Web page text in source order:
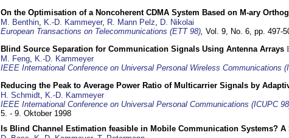
On the Optimisation of a Noncoherent CDMA System Based on M-ary
M. Benthin, K.-D. Kammeyer, R. Mann Pelz, D. Nikolai
European Transactions on Telecommunications (ETT 98), Vol. 9, No. 6, pp. 497-
Blind Source Separation for Communication Signals Using Antenna Arrays
M. Feng, K.-D. Kammeyer
IEEE International Conference on Universal Personal Wireless Communications
Reducing the Peak to Average Power Ratio of Multicarrier Signals by
H. Schmidt, K.-D. Kammeyer
IEEE International Conference on Universal Personal Communications (ICUPC
5. - 9. Oktober 1998
Is Blind Channel Estimation feasible in Mobile Communication Systems? A